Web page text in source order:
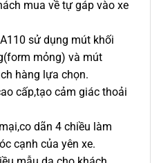
mua về tự gáp vào xe
sử dụng mút khối
mỏng) và mút
hàng lựa chọn.
cấp,tạo cảm giác thoải
dãn 4 chiều làm
cạnh của yên xe.